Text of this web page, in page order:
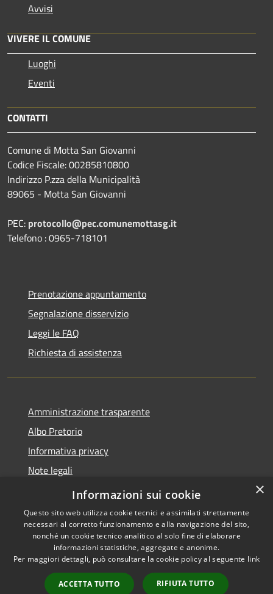
Avvisi
VIVERE IL COMUNE
Luoghi
Eventi
CONTATTI
Comune di Motta San Giovanni
Codice Fiscale: 00285810800
Indirizzo P.zza della Municipalità
89065 - Motta San Giovanni
PEC: protocollo@pec.comunemottasg.it
Telefono : 0965-718101
Prenotazione appuntamento
Segnalazione disservizio
Leggi le FAQ
Richiesta di assistenza
Amministrazione trasparente
Albo Pretorio
Informativa privacy
Note legali
Dichiarazione di accessibilità
Accessibilità
Copyright © 2026 • Comune di
Motta San Giovanni • Powered
byMunicipium
Accesso
×
Informazioni sui cookie
Questo sito web utilizza cookie tecnici e assimilati strettamente
necessari al corretto funzionamento e alla navigazione del sito,
nonché un cookie tecnico analitico al solo fine di elaborare
informazioni statistiche, aggregate e anonime.
Per maggiori dettagli, può consultare la cookie policy al seguente link
ACCETTA TUTTO RIFIUTA TUTTO